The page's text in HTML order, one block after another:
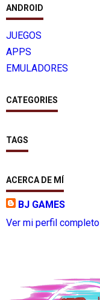
ANDROID
JUEGOS
APPS
EMULADORES
CATEGORIES
TAGS
ACERCA DE MÍ
BJ GAMES
Ver mi perfil completo